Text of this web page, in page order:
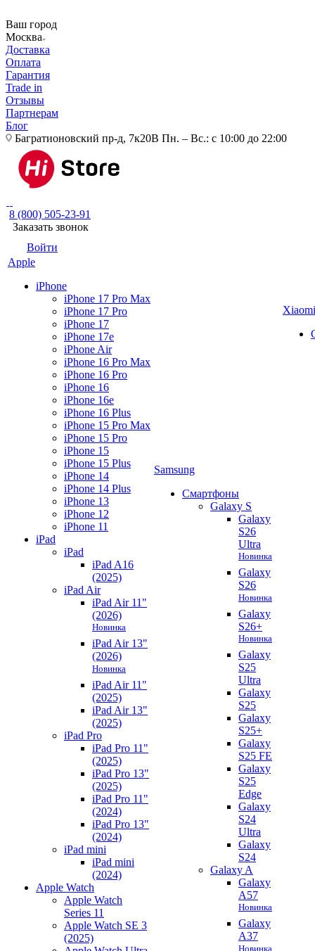
Ваш город
Москва
Доставка
Оплата
Гарантия
Trade in
Отзывы
Партнерам
Блог
Багратионовский пр-д, 7к20В Пн. – Вс.: с 10:00 до 22:00
8 (800) 505-23-91
Заказать звонок
Войти
Apple
iPhone
iPhone 17 Pro Max
iPhone 17 Pro
iPhone 17
iPhone 17e
iPhone Air
iPhone 16 Pro Max
iPhone 16 Pro
iPhone 16
iPhone 16e
iPhone 16 Plus
iPhone 15 Pro Max
iPhone 15 Pro
iPhone 15
iPhone 15 Plus
iPhone 14
iPhone 14 Plus
iPhone 13
iPhone 12
iPhone 11
iPad
iPad
iPad A16
(2025)
iPad Air
iPad Air 11"
(2026)
Новинка
iPad Air 13"
(2026)
Новинка
iPad Air 11"
(2025)
iPad Air 13"
(2025)
iPad Pro
iPad Pro 11"
(2025)
iPad Pro 13"
(2025)
iPad Pro 11"
(2024)
iPad Pro 13"
(2024)
iPad mini
iPad mini
(2024)
Apple Watch
Apple Watch
Series 11
Apple Watch SE 3
(2025)
Samsung
Смартфоны
Galaxy S
Galaxy
S26
Ultra
Новинка
Galaxy
S26
Новинка
Galaxy
S26+
Новинка
Galaxy
S25
Ultra
Galaxy
S25
Galaxy
S25+
Galaxy
S25 FE
Galaxy
S25
Edge
Galaxy
S24
Ultra
Galaxy
S24
Galaxy A
Galaxy
A57
Новинка
Galaxy
A37
Новинка
Xiaomi